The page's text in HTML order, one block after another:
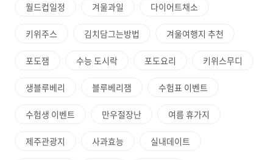
월드컵일정 겨울과일 다이어트채소
키위주스 김치담그는방법 겨울여행지 추천
포도잼 수능 도시락 포도요리 키위스무디
생블루베리 블루베리잼 수험표 이벤트
수험생 이벤트 만우절장난 여름 휴가지
제주관광지 사과효능 실내데이트